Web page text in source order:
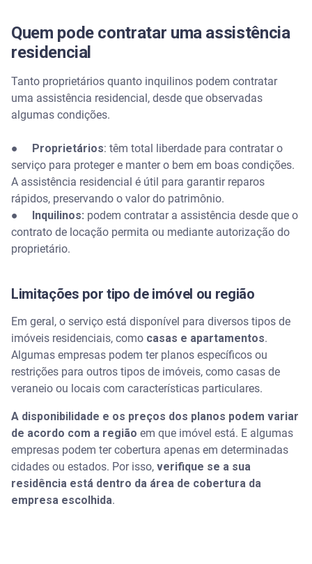
Quem pode contratar uma assistência
residencial
Tanto proprietários quanto inquilinos podem contratar
uma assistência residencial, desde que observadas
algumas condições.
● Proprietários: têm total liberdade para contratar o
serviço para proteger e manter o bem em boas condições.
A assistência residencial é útil para garantir reparos
rápidos, preservando o valor do patrimônio.
●
Inquilinos: podem contratar a assistência desde que o
contrato de locação permita ou mediante autorização do
proprietário.
Limitações por tipo de imóvel ou região
Em geral, o serviço está disponível para diversos tipos de
imóveis residenciais, como casas e apartamentos.
Algumas empresas podem ter planos específicos ou
restrições para outros tipos de imóveis, como casas de
veraneio ou locais com características particulares.
A disponibilidade e os preços dos planos podem variar
de acordo com a região em que imóvel está. E algumas
empresas podem ter cobertura apenas em determinadas
cidades ou estados. Por isso, verifique se a sua
residência está dentro da área de cobertura da
empresa escolhida.